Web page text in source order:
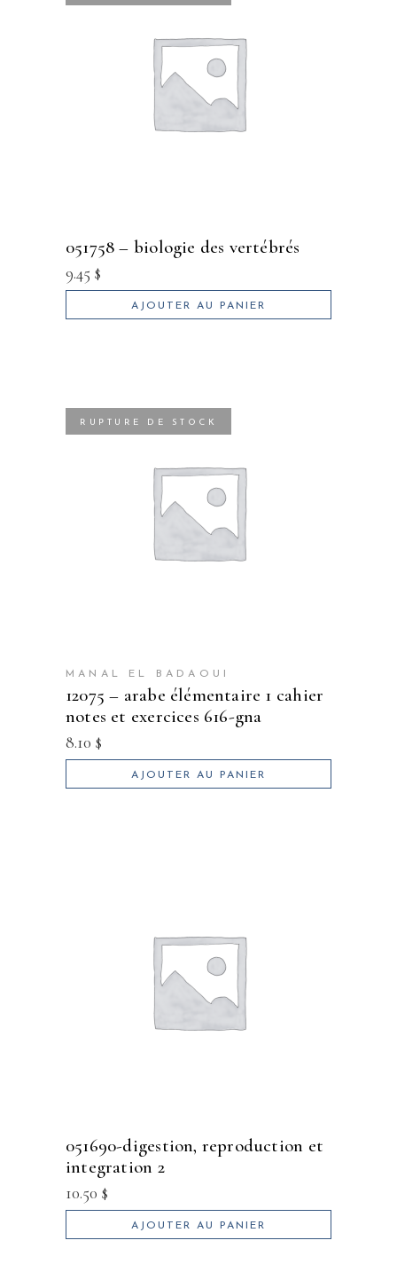
051758 – biologie des vertébrés
9.45 $
AJOUTER AU PANIER
RUPTURE DE STOCK
MANAL EL BADAOUI
12075 – arabe élémentaire 1 cahier
notes et exercices 616-gna
8.10 $
AJOUTER AU PANIER
051690-digestion, reproduction et
integration 2
10.50 $
AJOUTER AU PANIER